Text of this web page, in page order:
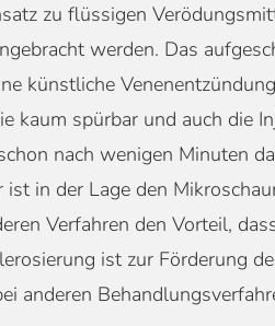
zu flüssigen
werden. Das
künstliche
kaum spürbar und auch die
nach wenigen Minuten
ist in der Lage den
Verfahren den Vorteil,
ist zur Förderung
anderen